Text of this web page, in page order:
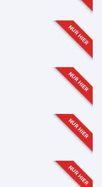
NUR HIER
NUR HIER
NUR HIER
NUR HIER